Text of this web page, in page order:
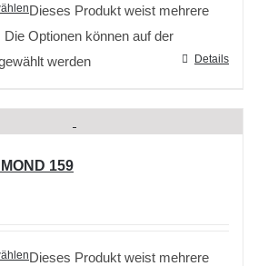
Dieses Produkt weist mehrere
Die Optionen können auf der
werden
Details
159
Dieses Produkt weist mehrere